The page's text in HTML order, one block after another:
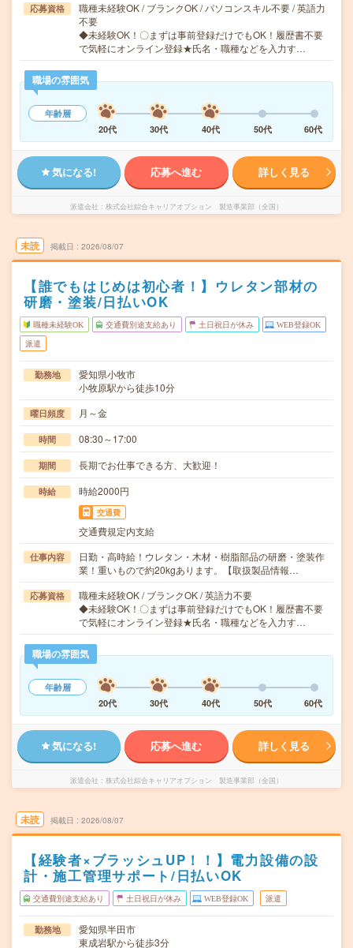
応募資格
職種未経験OK / ブランクOK / パソコンスキル不要 / 英語力
不要
◆未経験OK！〇まずは事前登録だけでもOK！履歴書不要
で気軽にオンライン登録★氏名・職種などを入力す…
職場の雰囲気
年齢層
20代
30代 40代 50代 60代
気になる! 応募へ進む 詳しく見る
派遣会社 株式会社綜合キャリアオプション 製造事業部（全国）
未読 掲載日 2026/08/07
【誰でもはじめは初心者！】ウレタン部材の
研磨・塗装/日払いOK
職種未経験OK 交通費別途支給あり 土日祝日が休み WEB登録OK
派遣
勤務地
愛知県小牧市
小牧原駅から徒歩10分
曜日頻度 月～金
時間 08:30～17:00
期間 長期でお仕事できる方、大歓迎！
時給 時給2000円
交通費
交通費規定内支給
仕事内容
日勤・高時給！ウレタン・木材・樹脂部品の研磨・塗装作
業！重いもので約20kgあります。【取扱製品情報…
応募資格
職種未経験OK / ブランクOK / 英語力不要
◆未経験OK！〇まずは事前登録だけでもOK！履歴書不要
で気軽にオンライン登録★氏名・職種などを入力す…
職場の雰囲気
年齢層
20代
30代 40代 50代 60代
気になる! 応募へ進む 詳しく見る
派遣会社 株式会社綜合キャリアオプション 製造事業部（全国）
未読 掲載日 2026/08/07
【経験者×ブラッシュUP！！】電力設備の設
計・施工管理サポート/日払いOK
交通費別途支給あり 土日祝日が休み WEB登録OK 派遣
勤務地
愛知県半田市
東成岩駅から徒歩3分